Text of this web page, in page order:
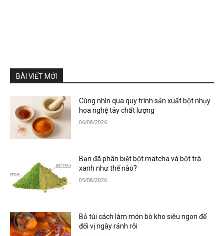
BÀI VIẾT MỚI
Cùng nhìn qua quy trình sản xuất bột nhụy
hoa nghệ tây chất lượng
06/08/2026
Bạn đã phân biệt bột matcha và bột trà
xanh như thế nào?
05/08/2026
Bỏ túi cách làm món bò kho siêu ngon để
đổi vị ngày rảnh rỗi